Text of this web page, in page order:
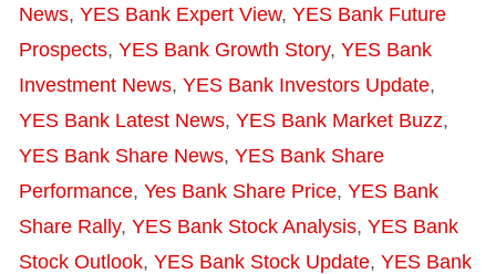
News, YES Bank Expert View, YES Bank Future
Prospects, YES Bank Growth Story, YES Bank
Investment News, YES Bank Investors Update,
YES Bank Latest News, YES Bank Market Buzz,
YES Bank Share News, YES Bank Share
Performance, Yes Bank Share Price, YES Bank
Share Rally, YES Bank Stock Analysis, YES Bank
Stock Outlook, YES Bank Stock Update, YES Bank